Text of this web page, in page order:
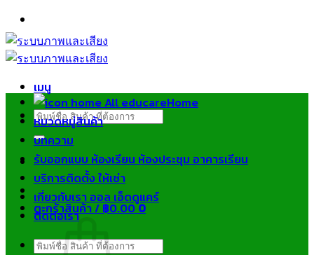
ข้าม
ไป
ยัง
เมนู
ค้นหา:
ตะกร้าสินค้า /฿0.000
Home
หมวดหมู่สินค้า
บทความ
รับออกแบบ ห้องเรียน ห้องประชุม อาคารเรียน
บริการติดตั้ง ให้เช่า
เกี่ยวกับเรา ออล เอ็ดดูแคร์
ติดต่อเรา
ค้นหา: